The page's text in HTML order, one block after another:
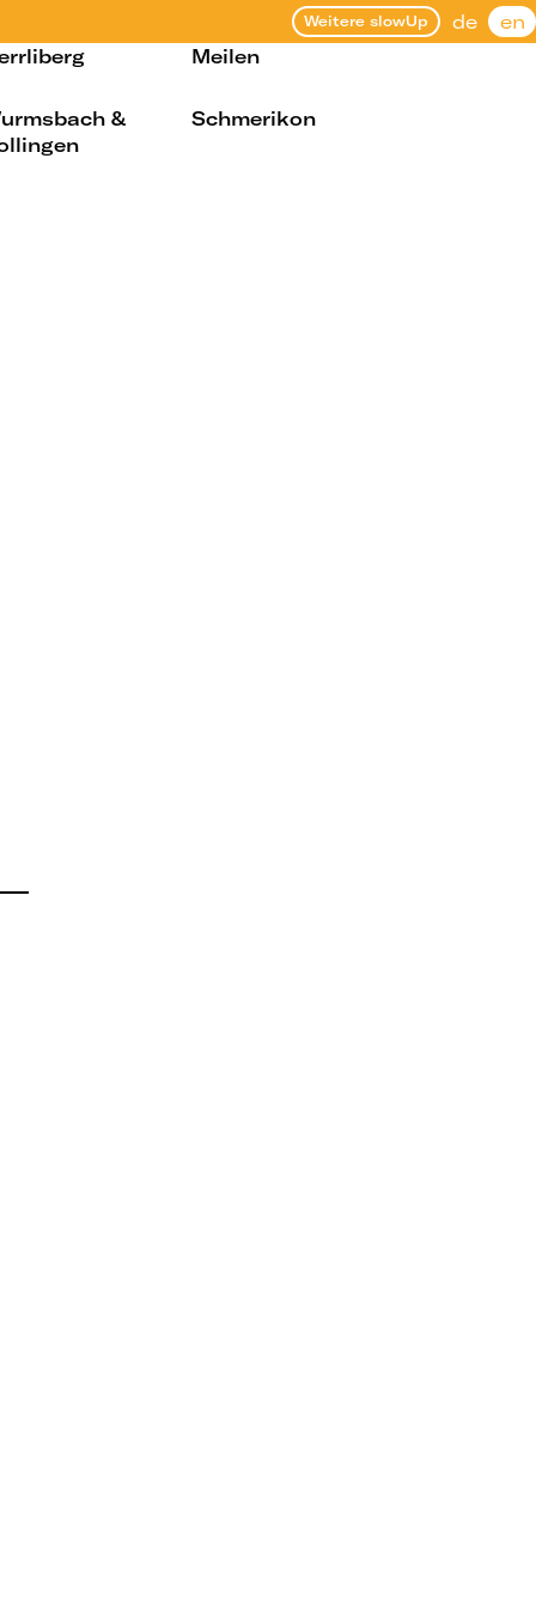
Weitere slowUp de
en
Meilen
&
Schmerikon